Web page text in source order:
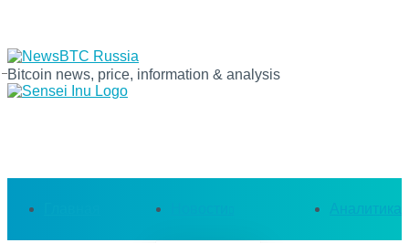
Bitcoin news, price, information & analysis
Аналитика